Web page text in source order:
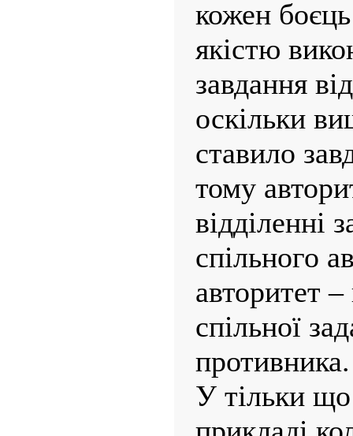
кожен
якістю
завдання
оскільки
ставило
тому
відділенні
спільного
авторитет –
спільної
противника.
У тільки